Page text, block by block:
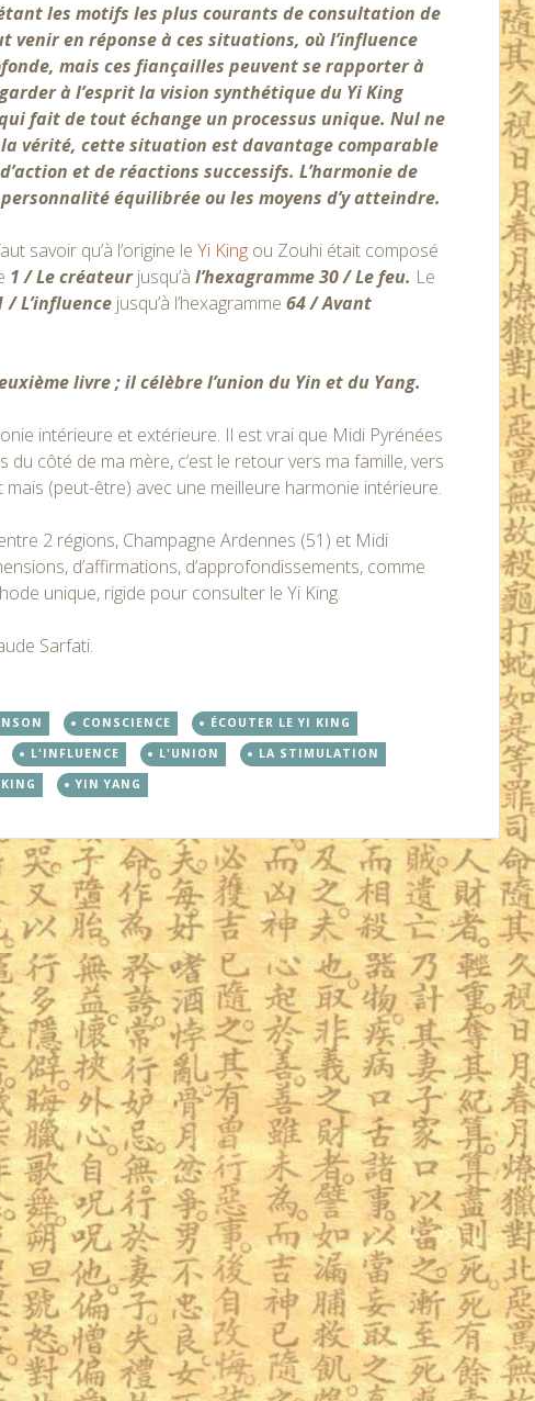
les motifs les plus courants de consultation de
venir en réponse à ces situations, où l’influence
mais ces fiançailles peuvent se rapporter à
à l’esprit la vision synthétique du Yi King
fait de tout échange un processus unique. Nul ne
vérité, cette situation est davantage comparable
et de réactions successifs. L’harmonie de
équilibrée ou les moyens d’y atteindre.
savoir qu’à l’origine leYi King ou Zouhi était composé
1 / Le créateurjusqu’àl’hexagramme 30 / Le feu. Le
/ L’influence jusqu’à l’hexagramme64 / Avant
livre ; il célèbre l’union du Yin et du Yang.
intérieure et extérieure. Il est vrai que Midi Pyrénées
côté de ma mère, c’est le retour vers ma famille, vers
mais (peut-être) avec une meilleure harmonie intérieure.
2 régions, Champagne Ardennes (51) et Midi
d’affirmations, d’approfondissements, comme
unique, rigide pour consulter le Yi King.
Sarfati.
CONSCIENCE
ÉCOUTER LE YI KING
L'INFLUENCE L'UNION
LA STIMULATION
YIN YANG